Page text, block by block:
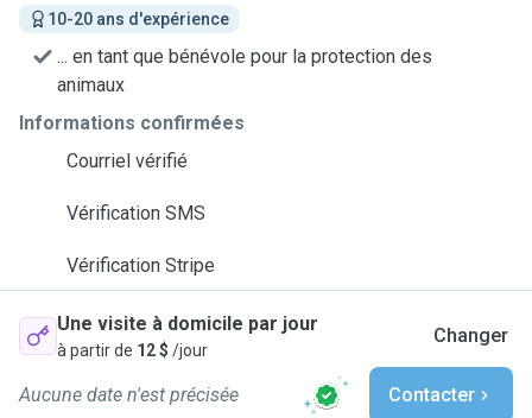
10-20 ans d'expérience
... en tant que bénévole pour la protection des
animaux
Informations confirmées
Courriel vérifié
Vérification SMS
Vérification Stripe
Une visite à domicile par jour
à partir de 12 $ /jour
Changer
Aucune date n'est précisée Contacter